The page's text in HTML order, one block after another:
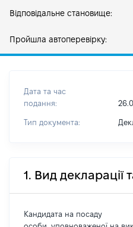
Відповідальне становище:
Пройшла автоперевірку:
Дата та час
подання:
Тип документа:
1. Вид декларації
Кандидата на посаду